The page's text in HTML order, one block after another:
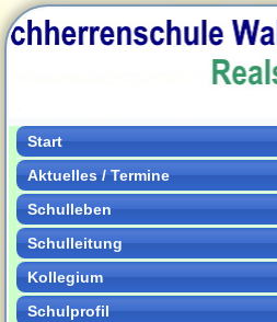
Start
Aktuelles / Termine
Schulleben
Schulleitung
Kollegium
Schulprofil